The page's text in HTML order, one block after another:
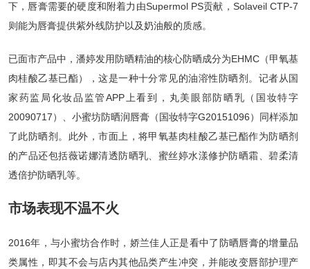
下，唇膏需要的硬度和附着力由Supermol PS贡献，Solaveil CTP-7
则能为唇膏提供紫外线防护以及奶油般的质感。
已面市产品中，潘婷发用防晒精油的核心防晒成分为EHMC（甲氧基
肉桂酸乙基已酯），这是一种十分常见的油溶性防晒剂。记者从国
家药监局化妆品监管APP上看到，丸美眼部防晒乳（国妆特字
20090717）、小蜜坊防晒润唇膏（国妆特字G20151096）同样添加
了此防晒剂。此外，市面上，将甲氧基肉桂酸乙基已酯作为防晒剂
的产品还包括薇诺娜清透防晒乳、蜜丝婷水漾修护防晒霜、碧柔清
透倍护防晒乳等。
市场表现不温不火
2016年，与小蜜坊合作时，娇兰佳人正是看中了防晒唇膏的增量品
类属性，即其不会与店内其他品类产生冲突，并能改变唇部护理产